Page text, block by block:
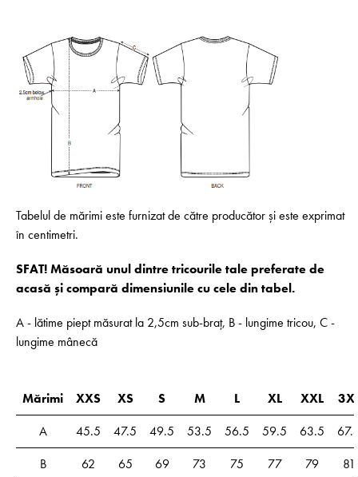
Tabelul de mărimi este furnizat de către producător și este exprimat
în centimetri.
SFAT! Măsoară unul dintre tricourile tale preferate de
acasă și compară dimensiunile cu cele din tabel.
A - lătime piept măsurat la 2,5cm sub-braț, B - lungime tricou, C -
lungime mânecă
Mărimi XXS XS S M L XL XXL
A
45.5 47.5 49.5 53.5 56.5 59.5 63.5
B
62 65 69 73 75 77 79
81